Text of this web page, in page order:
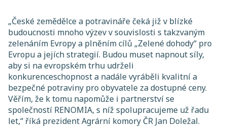
„České zemědělce a potravináře čeká již v blízké
budoucnosti mnoho výzev v souvislosti s takzvaným
zelenáním Evropy a plněním cílů „Zelené dohody“ pro
Evropu a jejích strategií. Budou muset napnout síly,
aby si na evropském trhu udrželi
konkurenceschopnost a nadále vyráběli kvalitní a
bezpečné potraviny pro obyvatele za dostupné ceny.
Věřím, že k tomu napomůže i partnerství se
společností RENOMIA, s níž spolupracujeme už řadu
let,“ říká prezident Agrární komory ČR Jan Doležal.